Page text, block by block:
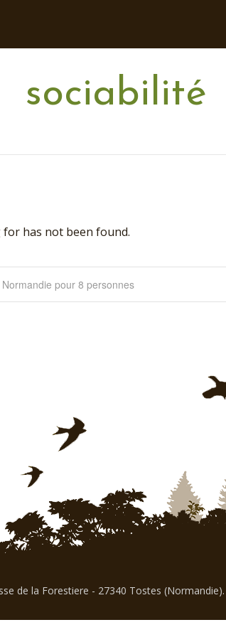
sociabilité
has not been found.
de la Forestiere - 27340 Tostes (Normandie).